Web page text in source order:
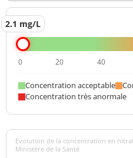
2.1 mg/L
0 20 40
Concentration acceptable
Concentration très anormale
Evolution de la concentration en
Ministère de la Santé